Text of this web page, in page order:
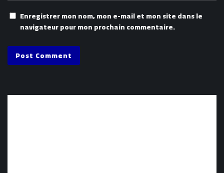
Enregistrer mon nom, mon e-mail et mon site dans le
navigateur pour mon prochain commentaire.